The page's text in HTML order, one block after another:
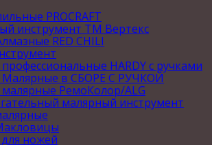
PROCRAFT
инструмент ТМ Вертекс
RED CHILI
HARDY с ручками
Малярные в СБОРЕ С РУЧКОЙ
РемоКолор/ALG
малярный инструмент
ножей